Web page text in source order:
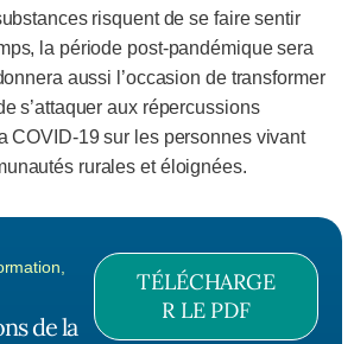
risquent de se faire sentir
la période post-pandémique sera
aussi l’occasion de transformer
s’attaquer aux répercussions
COVID-19 sur les personnes vivant
rurales et éloignées.
de la
TÉLÉCHARGE
R LE PDF